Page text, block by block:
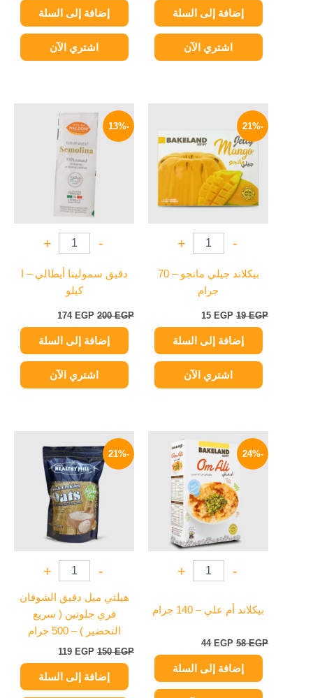
إضافة إلى السلة
اشتري الآن
إضافة إلى السلة
اشتري الآن
-21%
-
+
بيكلاند جيلي مانجو – 70
جرام
19EGP
19 EGP.
15 EGP
15 EGP.
إضافة إلى السلة
اشتري الآن
-13%
-
+
دقيق سمولينا أيطالي – ا
كيلو
200EGP
الأصلي
هو:
200 EGP.
174 EGP
الحالي
هو:
إضافة إلى السلة
اشتري الآن
-24%
-
+
بيكلاند أم علي – 140 جرام
58EGP
الأصلي
هو:
58 EGP.
44 EGP
السعر
الحالي
هو:
44 EGP.
إضافة إلى السلة
-21%
-
+
هيلثي ميل دقيق الشوفان
فري جلوتين ( سريع
التحضير ) – 500 جرام
150EGP
الأصلي
هو:
150 EGP.
119 EGP
الحالي
هو:
119 EGP.
إضافة إلى السلة